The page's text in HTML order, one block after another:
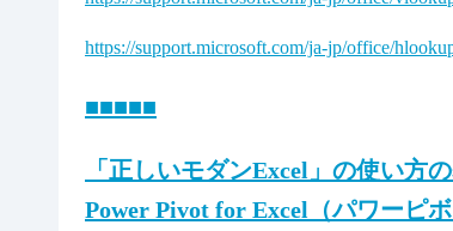
https://support.microsoft.com/ja-jp/office/
■■■■■
「正しいモダンExcel」の使い方
Power Pivot for Excel（パワーピ